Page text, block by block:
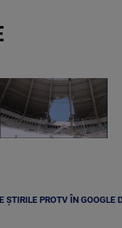
ȘTIRILE PROTV ÎN GOOGLE